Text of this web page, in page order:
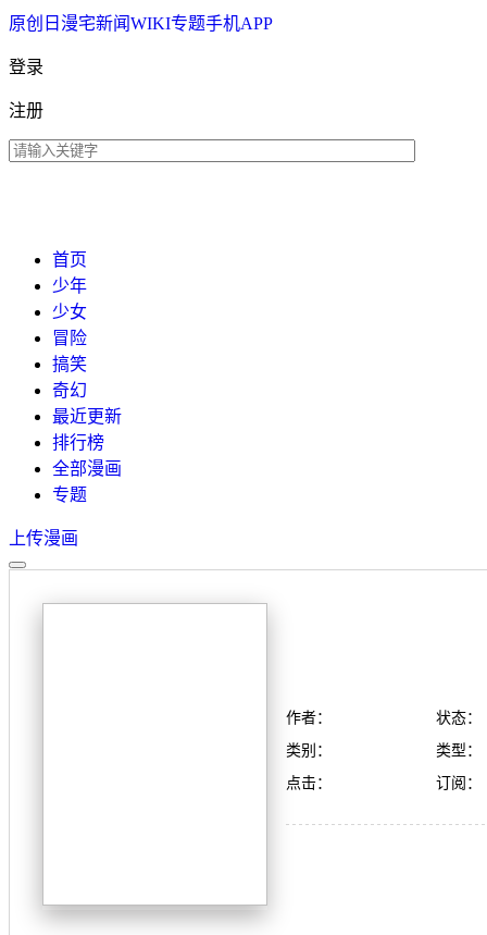
原创 日漫宅新闻WIKI专题手机APP
登录
注册
首页
少年
少女
冒险
搞笑
奇幻
最近更新
排行榜
全部漫画
专题
上传漫画
作者：
状态：
类别：
类型：
点击：
订阅：